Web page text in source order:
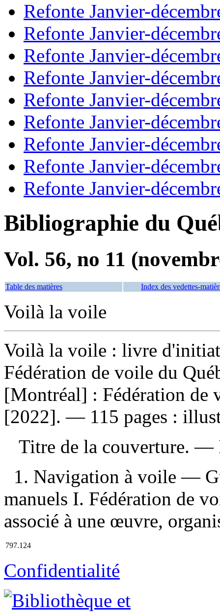
Refonte Janvier-
Refonte Janvier-
Refonte Janvier-
Refonte Janvier-
Refonte Janvier-
Refonte Janvier-
Refonte Janvier-
Refonte Janvier-
Refonte Janvier-
Bibliographie du
Vol. 56, no 11
Table des matières Index des vedettes-
Voilà la voile
Voilà la voile : livre
Fédération de voile du
[Montréal] : Fédération de
[2022]. — 115 pages :
Titre de la couverture. —
1. Navigation à voile —
manuels I. Fédération de
associé à une œuvre,
797.124
Confidentialité